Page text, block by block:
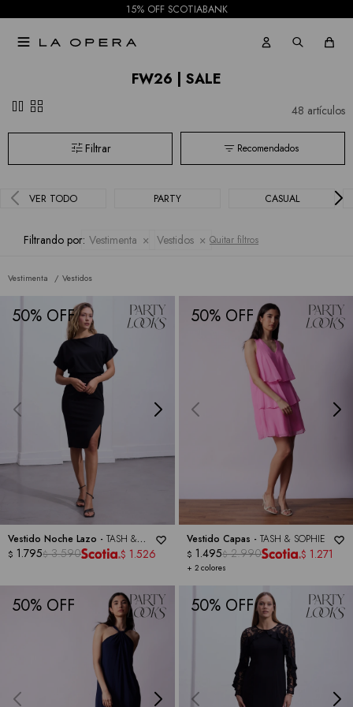
15% OFF SCOTIABANK

FW26 | SALE
pause grid_view 48 artículos
Recomendados
VER TODO PARTY CASUAL
Filtrando por: Vestimenta Vestidos Quitar filtros
Vestimenta Vestidos
50
Vestido Noche Lazo - TASH &
SOPHIE
$ 1.795$ 3.590 $ 1.526
50
Vestido Capas - TASH & SOPHIE
+ 2 colores
$ 1.495$ 2.990 $ 1.271
50 50